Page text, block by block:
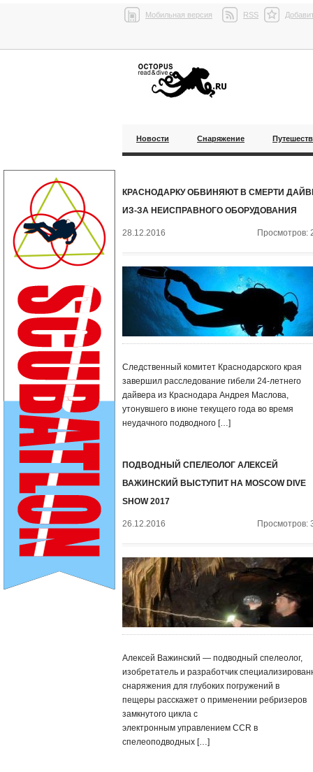
Мобильная версия RSS
Новости Снаряжение
КРАСНОДАРКУ ОБВИНЯЮТ В СМЕРТИ
ИЗ-ЗА НЕИСПРАВНОГО ОБОРУДОВАНИЯ
28.12.2016 Просмотров:
Следственный комитет Краснодарского края
завершил расследование гибели 24-летнего
дайвера из Краснодара Андрея Маслова,
утонувшего в июне текущего года во время
неудачного подводного […]
ПОДВОДНЫЙ СПЕЛЕОЛОГ АЛЕКСЕЙ
ВАЖИНСКИЙ ВЫСТУПИТ НА MOSCOW DIVE
SHOW 2017
26.12.2016 Просмотров:
Алексей Важинский — подводный спелеолог,
изобретатель и разработчик
снаряжения для глубоких погружений в
пещеры расскажет о применении ребризеров
замкнутого цикла с
электронным управлением CCR в
спелеоподводных […]